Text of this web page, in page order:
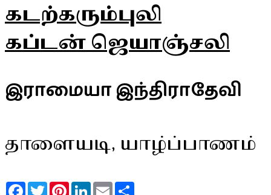
கடற்கரும்புலி
கப்டன் ஜெயாஞ்சலி
இராமையா இந்திராதேவி
தாளையடி, யாழ்ப்பாணம்
FacebookTwitterPinterestLinkedInEmail